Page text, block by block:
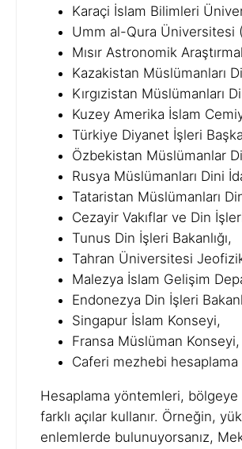
Karaçi İslam Bilimleri
Umm al-Qura Üniversitesi
Mısır Astronomik
Kazakistan Müslümanları
Kırgızistan Müslümanları
Kuzey Amerika İslam
Türkiye Diyanet İşleri
Özbekistan Müslümanlar
Rusya Müslümanları Dini
Tataristan Müslümanları
Cezayir Vakıflar ve Din
Tunus Din İşleri Bakanlığı,
Tahran Üniversitesi
Malezya İslam Gelişim
Endonezya Din İşleri
Singapur İslam Konseyi,
Fransa Müslüman Konseyi,
Caferi mezhebi
Hesaplama yöntemleri, bölgeye
farklı açılar kullanır. Örneğin,
enlemlerde bulunuyorsanız,